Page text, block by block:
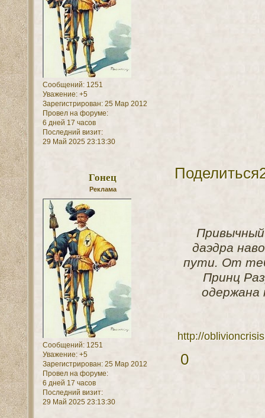
Сообщений:1251
Уважение: +5
Зарегистрирован: 25 Мар 2012
Провел на форуме:
6 дней 17 часов
Последний визит:
29 Май 2025 23:13:30
Поделиться
Гонец
Реклама
Сообщений:1251
Уважение: +5
Зарегистрирован: 25 Мар 2012
Провел на форуме:
6 дней 17 часов
Последний визит:
29 Май 2025 23:13:30
даэдра
пути. От
Принц
одержана
http://
0